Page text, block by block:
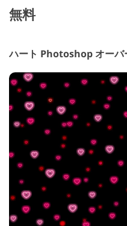
無料
ハート Photoshop オー